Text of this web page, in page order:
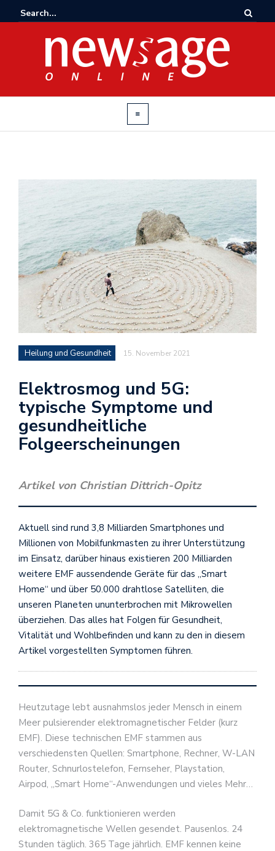
Heilung und Gesundheit 15. November 2021
Elektrosmog und 5G:
typische Symptome und
gesundheitliche
Folgeerscheinungen
Artikel von Christian Dittrich-Opitz
Aktuell sind rund 3,8 Milliarden Smartphones und
Millionen von Mobilfunkmasten zu ihrer Unterstützung
im Einsatz, darüber hinaus existieren 200 Milliarden
weitere EMF aussendende Geräte für das „Smart
Home“ und über 50.000 drahtlose Satelliten, die
unseren Planeten ununterbrochen mit Mikrowellen
überziehen. Das alles hat Folgen für Gesundheit,
Vitalität und Wohlbefinden und kann zu den in diesem
Artikel vorgestellten Symptomen führen.
Heutzutage lebt ausnahmslos jeder Mensch in einem
Meer pulsierender elektromagnetischer Felder (kurz
EMF). Diese technischen EMF stammen aus
verschiedensten Quellen: Smartphone, Rechner, W-LAN
Router, Schnurlostelefon, Fernseher, Playstation,
Airpod, „Smart Home“-Anwendungen und vieles Mehr…
Damit 5G & Co. funktionieren werden
elektromagnetische Wellen gesendet. Pausenlos. 24
Stunden täglich. 365 Tage jährlich. EMF kennen keine